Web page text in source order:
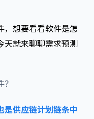
，想要看看软件是怎
天就来聊聊需求预测
是供应链计划链条中